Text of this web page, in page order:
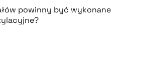
powinny być wykonane